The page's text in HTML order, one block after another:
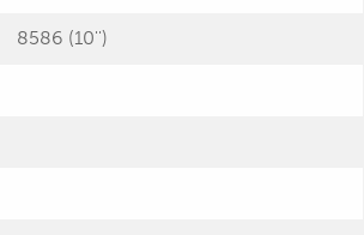
8586 (10'')